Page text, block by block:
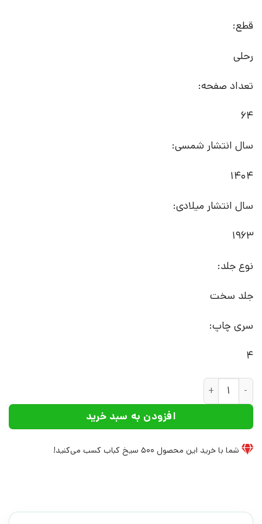
قطع:
رحلی
تعداد صفحه:
64
سال انتشار شمسی:
1404
سال انتشار میلادی:
1963
نوع جلد:
جلد سخت
سری چاپ:
4
کتاب ماجراهای تن تن 21: جواهرات کاستافیوره | انتشارات کتاب چ عدد
افزودن به سبد خرید
شما با خرید این محصول 500 سیخ کباب کسب می‌کنید!